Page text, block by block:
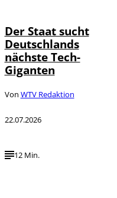
Der Staat sucht
Deutschlands
nächste Tech-
Giganten
Von WTV Redaktion
22.07.2026
12 Min.